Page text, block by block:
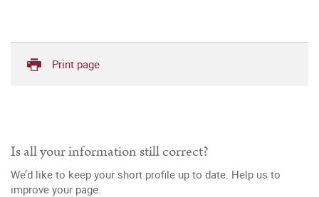
Print page
Is all your information still correct?
We’d like to keep your short profile up to date. Help us to
improve your page.